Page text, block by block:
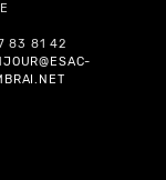
83 81 42